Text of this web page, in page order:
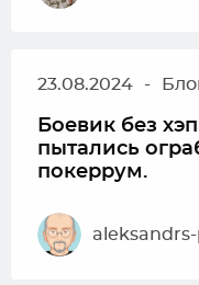
23.08.2024 -
Боевик без
пытались
покеррум.